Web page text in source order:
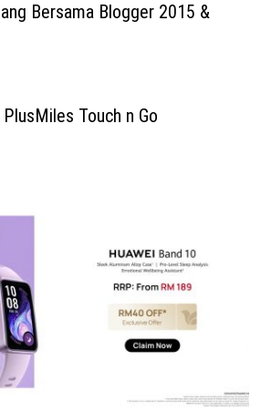
Bersama Blogger 2015 &
Touch n Go